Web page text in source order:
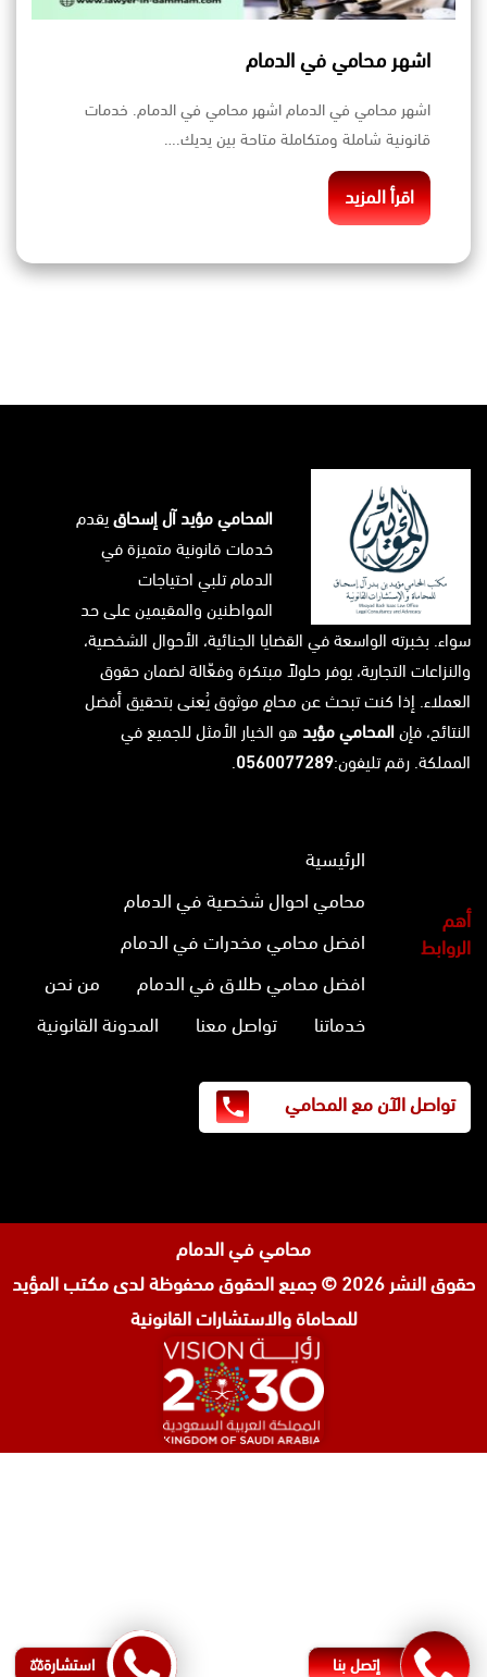
اشهر محامي في الدمام
اشهر محامي في الدمام اشهر محامي في الدمام. خدمات
قانونية شاملة ومتكاملة متاحة بين يديك.…
اقرأ المزيد
المحامي مؤيد آل إسحاقيقدم
خدمات قانونية متميزة في
الدمام تلبي احتياجات
المواطنين والمقيمين على حد
سواء. بخبرته الواسعة في القضايا الجنائية، الأحوال الشخصية،
والنزاعات التجارية، يوفر حلولاً مبتكرة وفعّالة لضمان حقوق
العملاء. إذا كنت تبحث عن محامٍ موثوق يُعنى بتحقيق أفضل
النتائج، فإنالمحامي مؤيد هو الخيار الأمثل للجميع في
المملكة. رقم تليفون:0560077289
.
أهم
الروابط
الرئيسية
محامي احوال شخصية في الدمام
افضل محامي مخدرات في الدمام
افضل محامي طلاق في الدمام
من نحن
خدماتنا
تواصل معنا المدونة القانونية
تواصل الآن مع المحامي
محامي في الدمام
حقوق النشر 2026 © جميع الحقوق محفوظة لدى
مكتب المؤيد
للمحاماة والاستشارات القانونية
إتصل بنا استشارة⚖️
محامي شرعي في البحرين